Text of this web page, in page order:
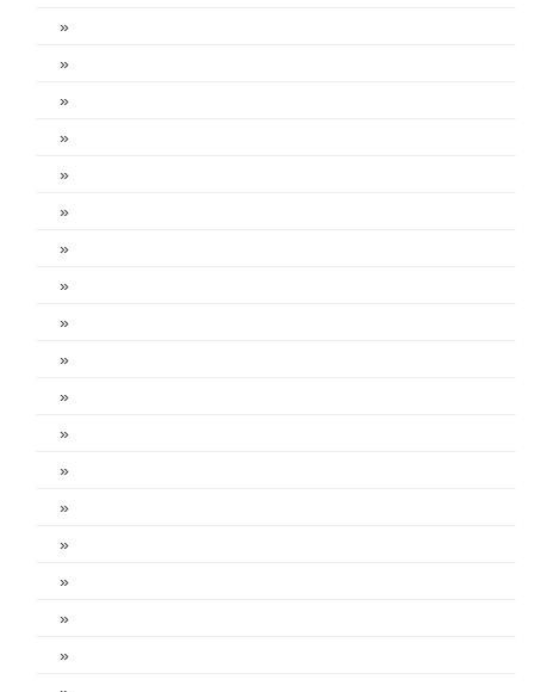
»
»
»
»
»
»
»
»
»
»
»
»
»
»
»
»
»
»